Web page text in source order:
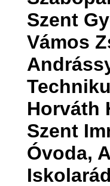
Szent
Vámos
Horváth
Szent
Óvoda,